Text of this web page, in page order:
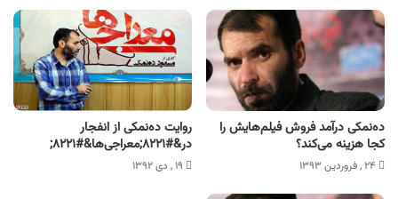
ده‌نمکی درآمد فروش فیلم‌هایش را
کجا هزینه می‌کند؟
۲۴ , فروردین ۱۳۹۳
روایت ده‌نمکی از انفجار
در&#۸۲۲۱;معراجی‌ها&#۸۲۲۱;
۱۹ , دی ۱۳۹۲